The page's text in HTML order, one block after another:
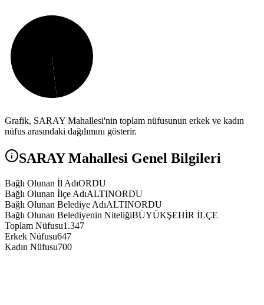
Grafik, SARAY Mahallesi'nin toplam nüfusunun erkek ve kadın
nüfus arasındaki dağılımını gösterir.
SARAYMahallesi Genel Bilgileri
Bağlı Olunan İl AdıORDU
Bağlı Olunan İlçe AdıALTINORDU
Bağlı Olunan Belediye AdıALTINORDU
Bağlı Olunan Belediyenin NiteliğiBÜYÜKŞEHİR İLÇE
Toplam Nüfusu1.347
Erkek Nüfusu647
Kadın Nüfusu700